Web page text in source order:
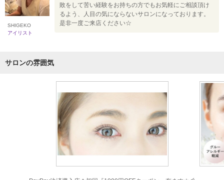
SHIGEKO
アイリスト
敗をして苦い経験をお持ちの方でもお気軽にご相談頂け
るよう、人目の気にならないサロンになっております。
是非一度ご来店ください☆
サロンの雰囲気